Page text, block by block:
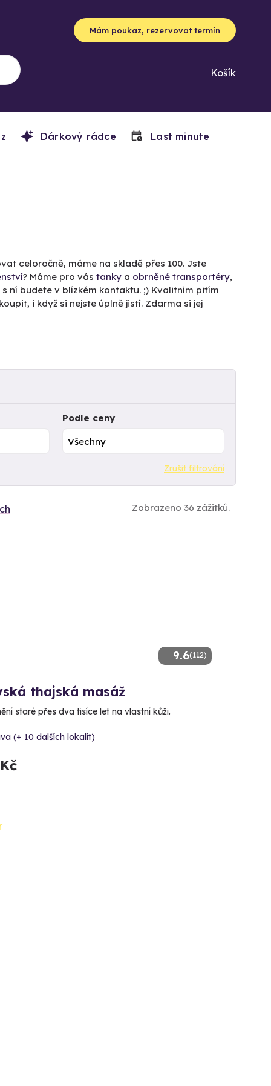
Mám poukaz, rezervovat termín
Košík
Dárkový rádce Last minute
celoročně, máme na skladě přes 100. Jste
? Máme pro vás tankya obrněné transportéry,
s ní budete v blízkém kontaktu. ;) Kvalitním pitím
i když si nejste úplně jistí. Zdarma si jej
Podle ceny
Zrušit filtrování
Zobrazeno 36 zážitků.
9.6(112)
thajská masáž
staré přes dva tisíce let na vlastní kůži.
(+ 10 dalších lokalit)